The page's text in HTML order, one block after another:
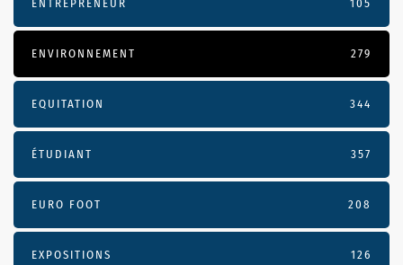
ENTREPRENEUR 105
ENVIRONNEMENT 279
EQUITATION 344
ÉTUDIANT 357
EURO FOOT 208
EXPOSITIONS 126